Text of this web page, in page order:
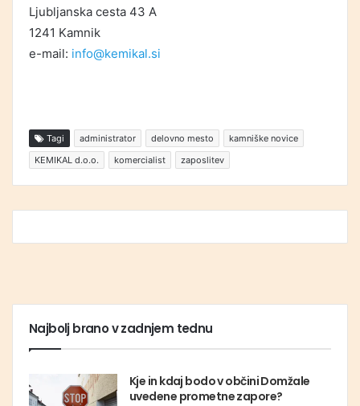
Ljubljanska cesta 43 A
1241 Kamnik
e-mail: info@kemikal.si
Tagi administrator delovno mesto
kamniške novice
KEMIKAL d.o.o.
komercialist zaposlitev
Najbolj brano v zadnjem tednu
Kje in kdaj bodo v občini Domžale
uvedene prometne zapore?